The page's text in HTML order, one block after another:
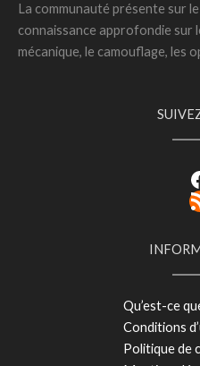
La communauté présente sur
connaissance approfondie sur
mécanique, le camouflage, les
Qu’est-ce
Conditions
Politique de